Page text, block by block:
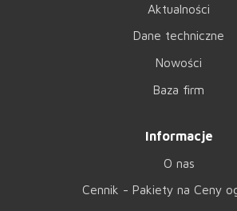
Aktualności
Dane techniczne
Nowości
Baza firm
Informacje
O nas
Cennik - Pakiety na Ceny